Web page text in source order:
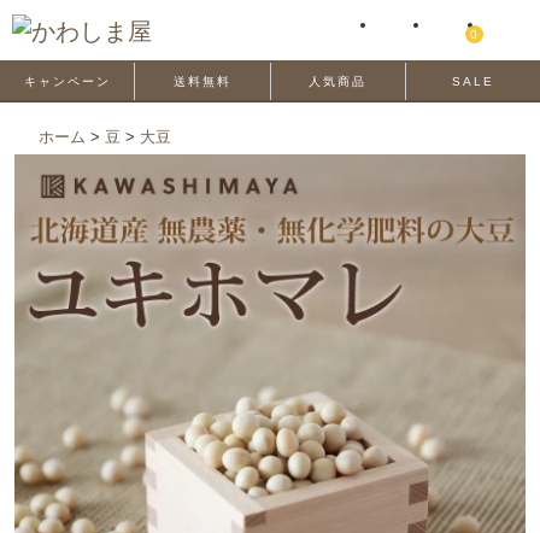
0
キャンペーン 送料無料 人気商品 SALE
ホーム > 豆 > 大豆